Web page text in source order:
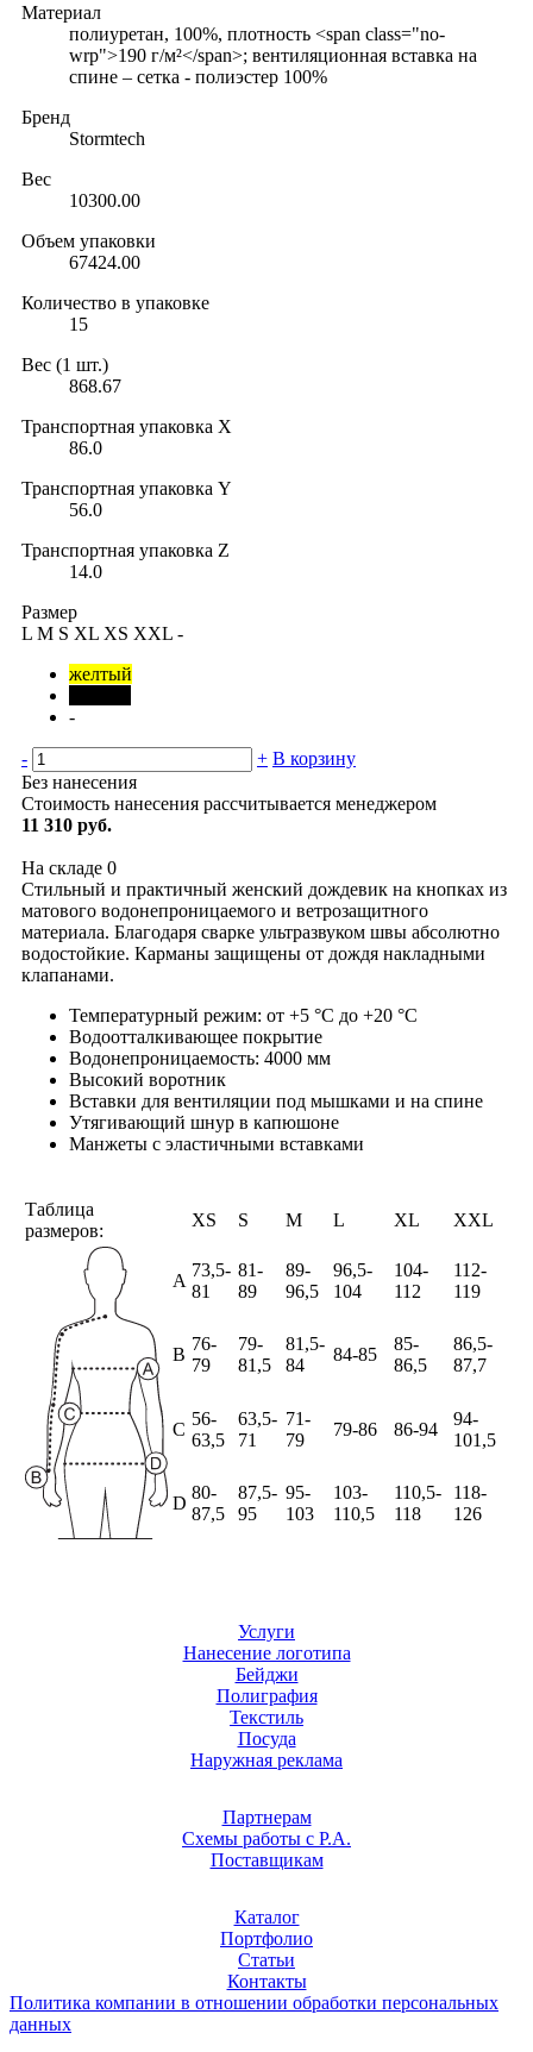
Материал
полиуретан, 100%, плотность <span class="no-
wrp">190 г/м²</span>; вентиляционная вставка на
спине – сетка - полиэстер 100%
Бренд
Stormtech
Вес
10300.00
Объем упаковки
67424.00
Количество в упаковке
15
Вес (1 шт.)
868.67
Транспортная упаковка X
86.0
Транспортная упаковка Y
56.0
Транспортная упаковка Z
14.0
Размер
L M S XL XS XXL -
желтый
-
- + В корзину
Без нанесения
Стоимость нанесения рассчитывается менеджером
11 310 руб.
На складе 0
Стильный и практичный женский дождевик на кнопках из
матового водонепроницаемого и ветрозащитного
материала. Благодаря сварке ультразвуком швы абсолютно
водостойкие. Карманы защищены от дождя накладными
клапанами.
Температурный режим: от +5 °C до +20 °C
Водоотталкивающее покрытие
Водонепроницаемость: 4000 мм
Высокий воротник
Вставки для вентиляции под мышками и на спине
Утягивающий шнур в капюшоне
Манжеты с эластичными вставками
Таблица
размеров:
XS S M L XL XXL
А
73,5-
81
81-
89
89-
96,5
96,5-
104
104-
112
112-
119
B
76-
79
79-
81,5
81,5-
84
84-85
85-
86,5
86,5-
87,7
C
56-
63,5
63,5-
71
71-
79
79-86 86-94
94-
101,5
D
80-
87,5
87,5-
95
95-
103
103-
110,5
110,5-
118
118-
126
Услуги
Нанесение логотипа
Бейджи
Полиграфия
Текстиль
Посуда
Наружная реклама
Партнерам
Схемы работы с Р.А.
Поставщикам
Каталог
Портфолио
Статьи
Контакты
Политика компании в отношении обработки персональных
данных